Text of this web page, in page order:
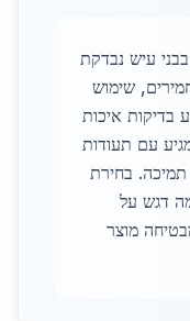
עיש נבדקת
שימוש
בדיקות איכות
עם תעודות
תמיכה. בחירת
דגש על
מוצר